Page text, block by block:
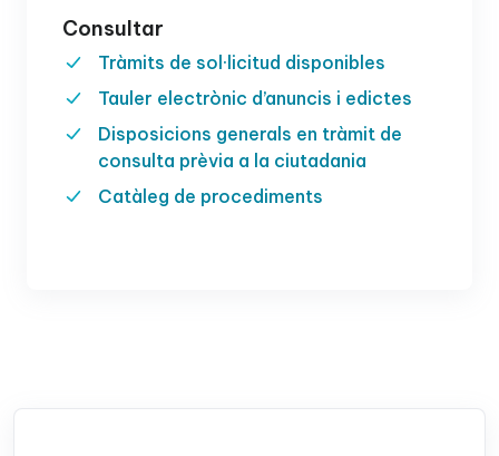
Consultar
Tràmits de sol·licitud disponibles
Tauler electrònic d’anuncis i edictes
Disposicions generals en tràmit de
consulta prèvia a la ciutadania
Catàleg de procediments